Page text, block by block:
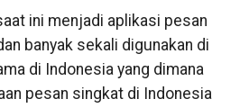
ini menjadi aplikasi pesan
banyak sekali digunakan di
di Indonesia yang dimana
pesan singkat di Indonesia